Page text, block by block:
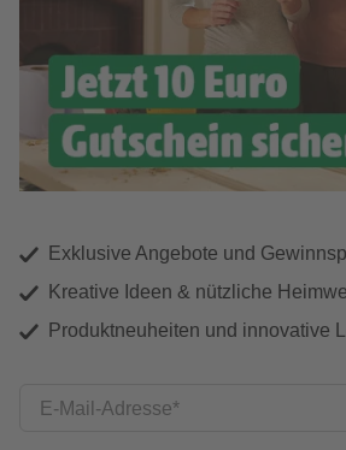
Exklusive Angebote und
Kreative Ideen & nützliche
Produktneuheiten und innovative
E-Mail-Adresse